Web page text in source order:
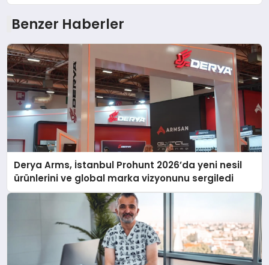
Benzer Haberler
Derya Arms, İstanbul Prohunt 2026’da yeni nesil
ürünlerini ve global marka vizyonunu sergiledi